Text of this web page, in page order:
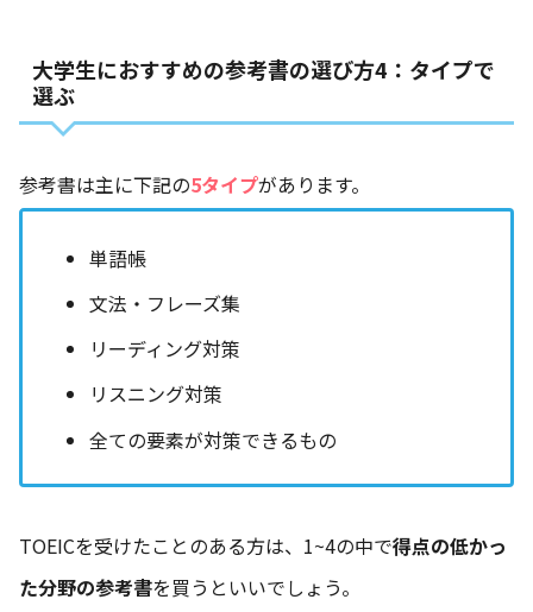
大学生におすすめの参考書の選び方4：タイプで
選ぶ
参考書は主に下記の5タイプがあります。
単語帳
文法・フレーズ集
リーディング対策
リスニング対策
全ての要素が対策できるもの
TOEICを受けたことのある方は、1~4の中で得点の低かっ
た分野の参考書を買うといいでしょう。